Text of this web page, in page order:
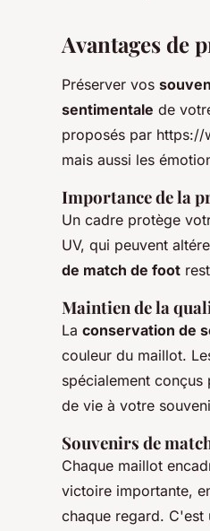
Avantages de
Préserver vos
sentimentale de
proposés par https://
mais aussi les
Importance de la
Un cadre protège
UV, qui peuvent
de match de foot
Maintien de la
La conservation de
couleur du maillot.
spécialement
de vie à votre
Souvenirs de
Chaque maillot
victoire importante,
chaque regard. C'est